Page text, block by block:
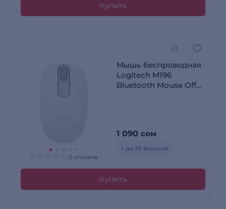
Купить
0 отзывов
Мышь беспроводная
Logitech M196
Bluetooth Mouse Off
1 090 сом
+ до 33 бонусов
Купить